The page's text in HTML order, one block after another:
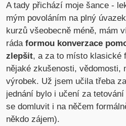
A tady přichází moje šance -
mým povoláním na plný
kurzů všeobecně méně, mám
rádaformou konverzace
zlepšit, a za to místo klasické
nějaké zkušenosti, vědomosti,
výrobek. Už jsem učila třeba
jednání bylo i učení za
se domluvit i na něčem
někdo zájem).